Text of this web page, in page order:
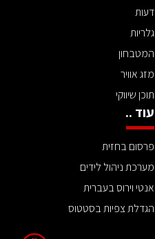
דעות
גלריות
המטבחון
מזג אוויר
תוכן שיווקי
עוד ..
פרסום בחזית
מערכת ניהול לידים
אנטי וירוס בעברית
הגדלת צפיות בסטטוס